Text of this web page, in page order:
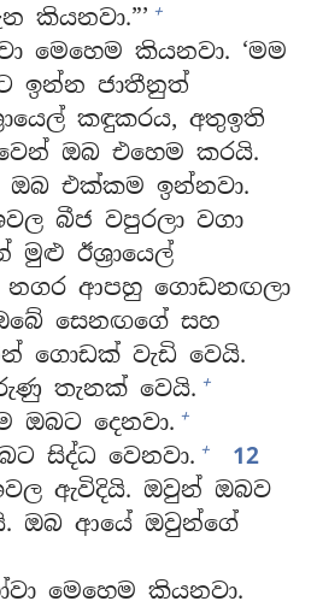
කියනවා.”’ +
මෙහෙම කියනවා. ‘මම
ඉන්න ජාතීනුත්
කඳුකරය, අතුඉති
ඔබ එහෙම කරයි.
ඔබ එක්කම ඉන්නවා.
බීජ වපුරලා වගා
ඊශ්‍රායෙල්
නගර ආපහු ගොඩනඟලා
සෙනඟගේ සහ
ගොඩක් වැඩි වෙයි.
තැනක් වෙයි. +
දෙනවා. +
සිද්ධ වෙනවා. +
12
ඇවිදියි. ඔවුන් ඔබව
ඔබ ආයේ ඔවුන්ගේ
මෙහෙම කියනවා.